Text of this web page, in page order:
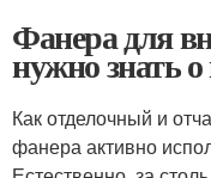
Фанера для
нужно знать
Как отделочный и
фанера активно